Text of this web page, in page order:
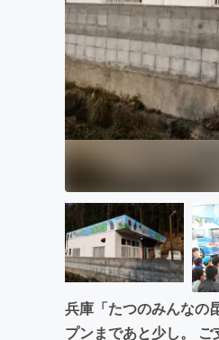
兵庫「たつのみんなの
プンまであと少し。